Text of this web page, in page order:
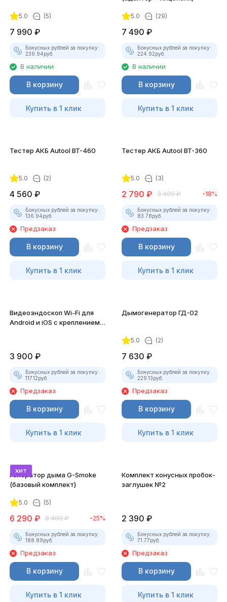
5.0 (5)
7 990 ₽
Бонусных рублей за покупку:
239.94руб.
В наличии
В корзину
Купить в 1 клик
5.0 (29)
7 490 ₽
Бонусных рублей за покупку:
224.92руб.
В наличии
В корзину
Купить в 1 клик
Тестер АКБ Autool BT-460
5.0 (2)
4 560 ₽
Бонусных рублей за покупку:
136.94руб.
Предзаказ
В корзину
Купить в 1 клик
Тестер АКБ Autool BT-360
5.0 (3)
2 790 ₽ 3 400 ₽ -18%
Бонусных рублей за покупку:
83.78руб.
Предзаказ
В корзину
Купить в 1 клик
Видеоэндоскоп Wi-Fi для
Android и iOS с креплением
3 900 ₽
Бонусных рублей за покупку:
117.12руб.
Предзаказ
В корзину
Купить в 1 клик
Дымогенератор ГД-02
5.0 (2)
7 630 ₽
Бонусных рублей за покупку:
229.13руб.
Предзаказ
В корзину
Купить в 1 клик
хит
Генератор дыма G-Smoke
(базовый комплект)
5.0 (5)
6 290 ₽ 8 400 ₽ -25%
Бонусных рублей за покупку:
188.89руб.
Предзаказ
В корзину
Купить в 1 клик
Комплект конусных пробок-
заглушек №2
2 390 ₽
Бонусных рублей за покупку:
71.77руб.
Предзаказ
В корзину
Купить в 1 клик